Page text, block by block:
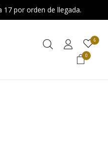
por orden de llegada.
6
0